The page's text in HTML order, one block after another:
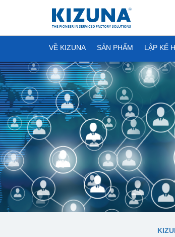
VỀ KIZUNA SẢN PHẨM LẬP KẾ